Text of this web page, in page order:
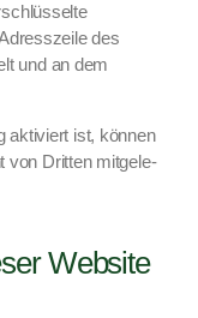
des
und an dem
aktiviert ist, kön­nen
von Drit­ten mit­ge­le­
Website